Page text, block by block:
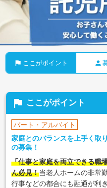
flag ここがポイント person
flag ここがポイント
パート・アルバイト
家庭とのバランスを上手く取
の募集！
「仕事と家庭を両立できる職
ん必見！当老人ホームの非常
行事などの都合にも融通が利